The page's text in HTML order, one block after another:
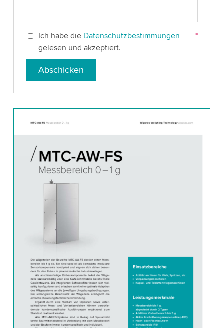
Ich habe die Datenschutzbestimmungen
gelesen und akzeptiert.
*
Abschicken